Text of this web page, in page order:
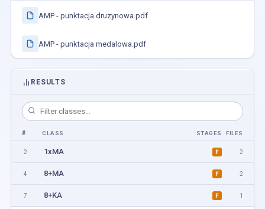
AMP - punktacja druzynowa.pdf
AMP - punktacja medalowa.pdf
RESULTS
# CLASS STAGES FILES
2 1xMA F 2
4 8+MA F 2
7 8+KA F 1